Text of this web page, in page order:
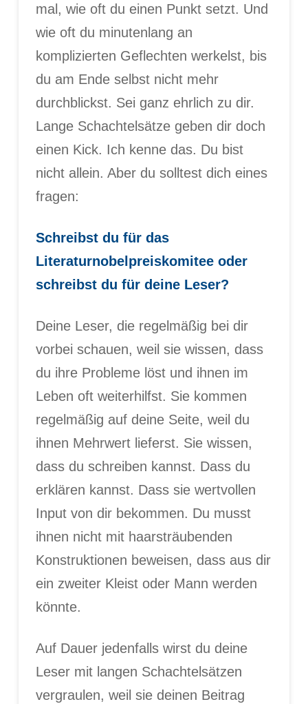
mal, wie oft du einen Punkt setzt. Und
wie oft du minutenlang an
komplizierten Geflechten werkelst, bis
du am Ende selbst nicht mehr
durchblickst. Sei ganz ehrlich zu dir.
Lange Schachtelsätze geben dir doch
einen Kick. Ich kenne das. Du bist
nicht allein. Aber du solltest dich eines
fragen:
Schreibst du für das
Literaturnobelpreiskomitee oder
schreibst du für deine Leser?
Deine Leser, die regelmäßig bei dir
vorbei schauen, weil sie wissen, dass
du ihre Probleme löst und ihnen im
Leben oft weiterhilfst. Sie kommen
regelmäßig auf deine Seite, weil du
ihnen Mehrwert lieferst. Sie wissen,
dass du schreiben kannst. Dass du
erklären kannst. Dass sie wertvollen
Input von dir bekommen. Du musst
ihnen nicht mit haarsträubenden
Konstruktionen beweisen, dass aus dir
ein zweiter Kleist oder Mann werden
könnte.
Auf Dauer jedenfalls wirst du deine
Leser mit langen Schachtelsätzen
vergraulen, weil sie deinen Beitrag